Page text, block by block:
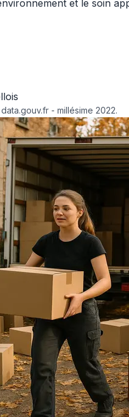
et le soin
- millésime 2022.